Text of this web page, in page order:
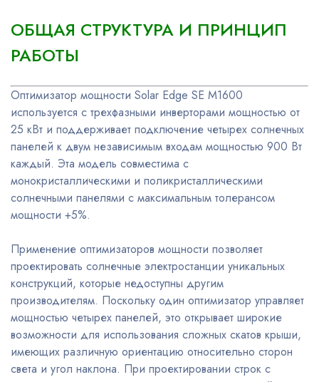
ОБЩАЯ СТРУКТУРА И ПРИНЦИП
РАБОТЫ
Оптимизатор мощности Solar Edge SE M1600
используется с трехфазными инверторами мощностью от
25 кВт и поддерживает подключение четырех солнечных
панелей к двум независимым входам мощностью 900 Вт
каждый. Эта модель совместима с
монокристаллическими и поликристаллическими
солнечными панелями с максимальным толерансом
мощности +5%.
Применение оптимизаторов мощности позволяет
проектировать солнечные электростанции уникальных
конструкций, которые недоступны другим
производителям. Поскольку один оптимизатор управляет
мощностью четырех панелей, это открывает широкие
возможности для использования сложных скатов крыши,
имеющих различную ориентацию относительно сторон
света и угол наклона. При проектировании строк с